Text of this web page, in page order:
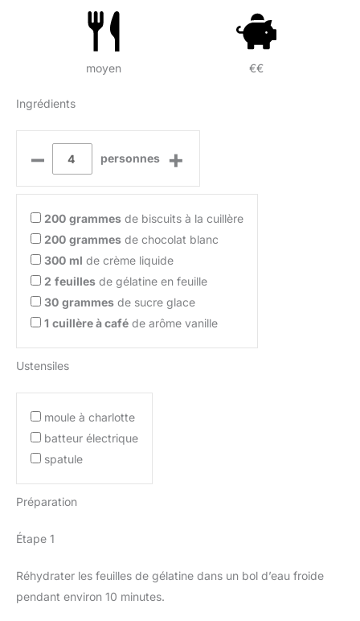
moyen €€
Ingrédients
– personnes +
200 grammes de biscuits à la cuillère
200 grammes de chocolat blanc
300 ml de crème liquide
2 feuilles de gélatine en feuille
30 grammes de sucre glace
1 cuillère à café de arôme vanille
Ustensiles
moule à charlotte
batteur électrique
spatule
Préparation
Étape 1
Réhydrater les feuilles de gélatine dans un bol d’eau froide
pendant environ 10 minutes.